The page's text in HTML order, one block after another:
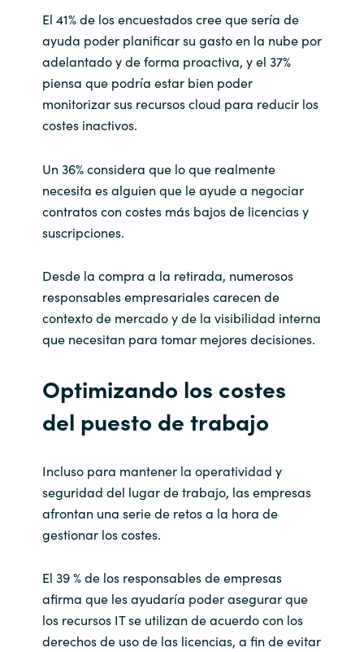
El 41% de los encuestados cree que sería de
ayuda poder planificar su gasto en la nube por
adelantado y de forma proactiva, y el 37%
piensa que podría estar bien poder
monitorizar sus recursos cloud para reducir los
costes inactivos.
Un 36% considera que lo que realmente
necesita es alguien que le ayude a negociar
contratos con costes más bajos de licencias y
suscripciones.
Desde la compra a la retirada, numerosos
responsables empresariales carecen de
contexto de mercado y de la visibilidad interna
que necesitan para tomar mejores decisiones.
Optimizando los costes
del puesto de trabajo
Incluso para mantener la operatividad y
seguridad del lugar de trabajo, las empresas
afrontan una serie de retos a la hora de
gestionar los costes.
El 39 % de los responsables de empresas
afirma que les ayudaría poder asegurar que
los recursos IT se utilizan de acuerdo con los
derechos de uso de las licencias, a fin de evitar